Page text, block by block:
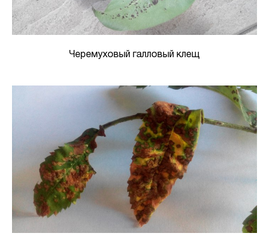
Черемуховый галловый клещ